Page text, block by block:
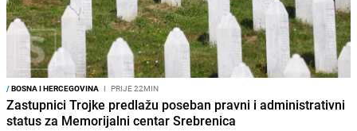
/BOSNA I HERCEGOVINA I PRIJE 22MIN
Zastupnici Trojke predlažu poseban pravni i administrativni
status za Memorijalni centar Srebrenica